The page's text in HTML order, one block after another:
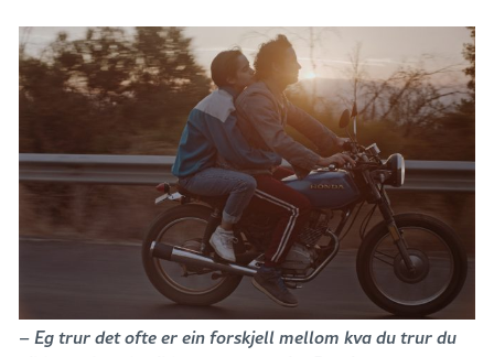
– Eg trur det ofte er ein forskjell mellom kva du trur du